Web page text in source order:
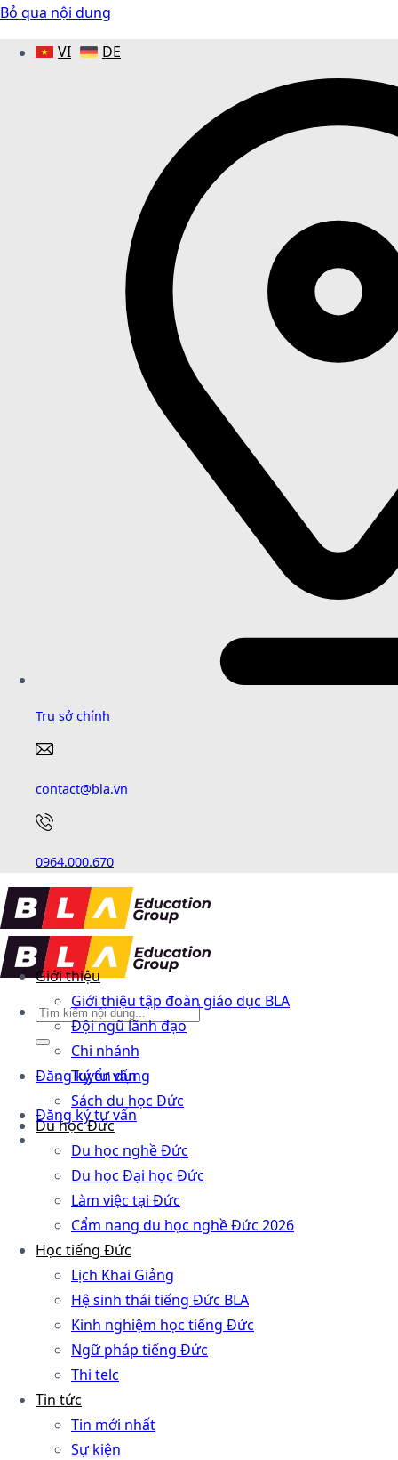
Bỏ qua nội dung
VI
DE
Trụ sở chính
contact@bla.vn
0964.000.670
Đăng ký tư vấn
Đăng ký tư vấn
Giới thiệu
Giới thiệu tập đoàn giáo dục BLA
Đội ngũ lãnh đạo
Chi nhánh
Tuyển dụng
Sách du học Đức
Du học Đức
Du học nghề Đức
Du học Đại học Đức
Làm việc tại Đức
Cẩm nang du học nghề Đức 2026
Học tiếng Đức
Lịch Khai Giảng
Hệ sinh thái tiếng Đức BLA
Kinh nghiệm học tiếng Đức
Ngữ pháp tiếng Đức
Thi telc
Tin tức
Tin mới nhất
Sự kiện